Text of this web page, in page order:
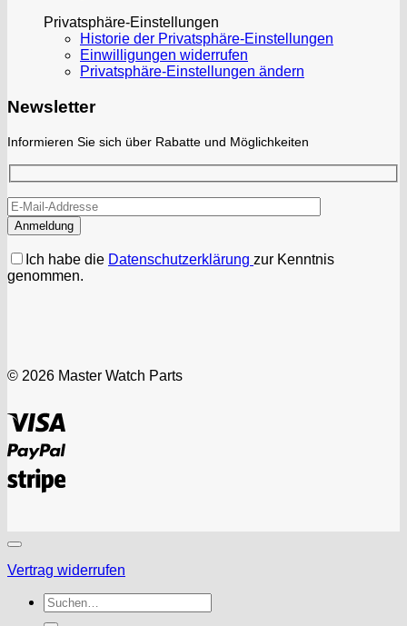
Privatsphäre-Einstellungen
Historie der Privatsphäre-Einstellungen
Einwilligungen widerrufen
Privatsphäre-Einstellungen ändern
Newsletter
Informieren Sie sich über Rabatte und Möglichkeiten
Ich habe die Datenschutzerklärung zur Kenntnis
genommen.
© 2026 Master Watch Parts
PayPal
Stripe
Vertrag widerrufen
Suchen
nach: